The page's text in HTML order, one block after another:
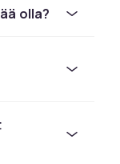
mika
olla?